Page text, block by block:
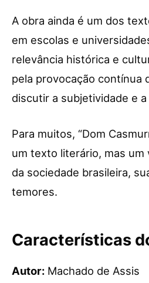
A obra ainda é um dos
em escolas e
relevância histórica e
pela provocação contínua
discutir a subjetividade e
Para muitos, “Dom
um texto literário, mas um
da sociedade brasileira,
temores.
Características
Autor: Machado de Assis